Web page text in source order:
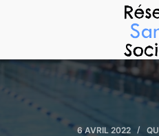
e
6 AVRIL 2022